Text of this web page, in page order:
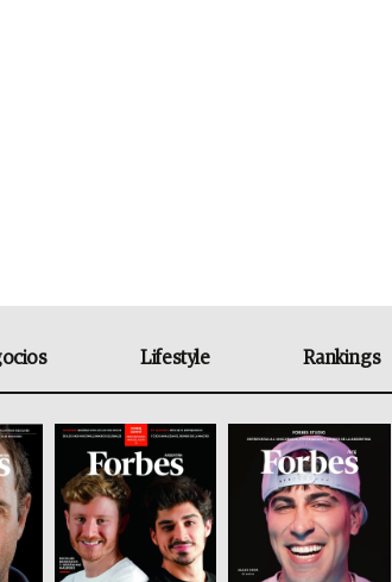
Lifestyle Rankings